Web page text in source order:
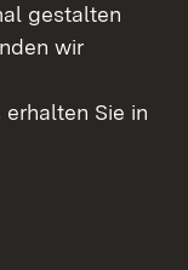
gestalten
wir
Sie in